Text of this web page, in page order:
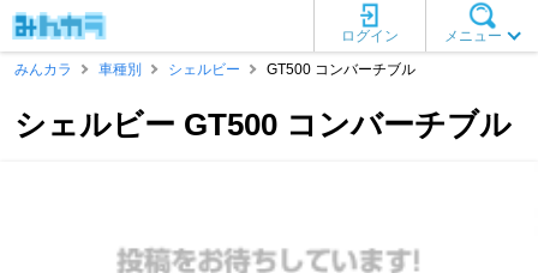
メニュー
ログイン
みんカラ
車種別 シェルビー GT500 コンバーチブル
シェルビー GT500 コンバーチブル